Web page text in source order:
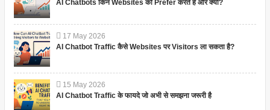
AI Chatbots किन Websites को Prefer करते हैं और क्यों?
17 May 2026
AI Chatbot Traffic कैसे Websites पर Visitors ला सकता है?
15 May 2026
AI Chatbot Traffic के फायदे जो अभी से समझना जरूरी है